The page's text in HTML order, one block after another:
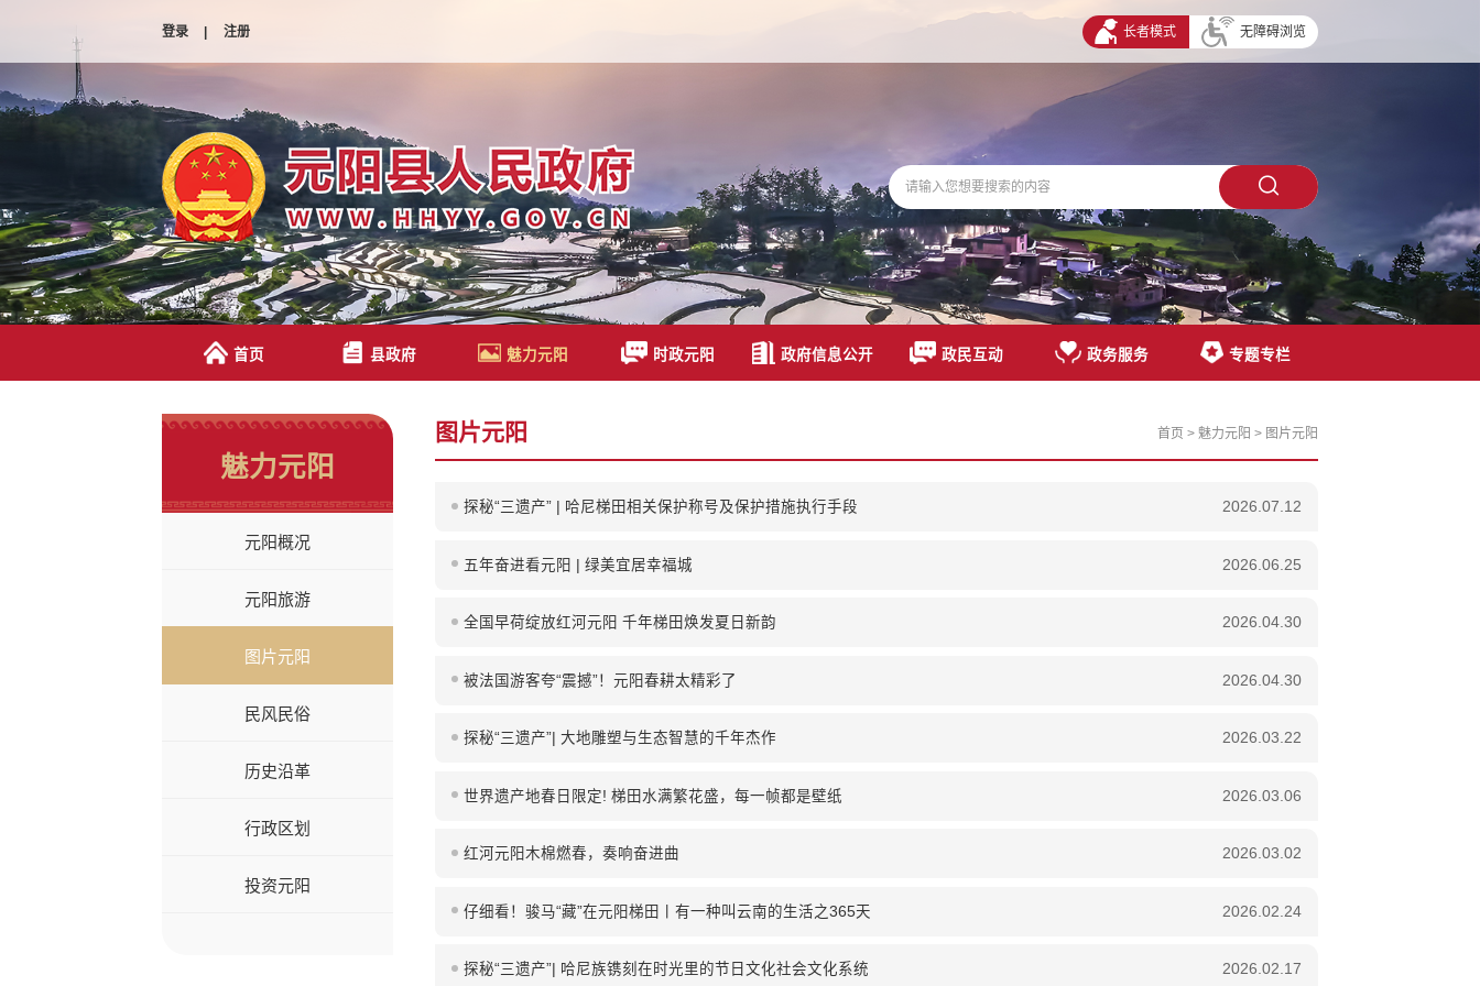
登录 | 注册 长者模式 无障碍浏览
首页 县政府 魅力元阳 时政元阳 政府信息公开 政民互动 政务服务 专题专栏
魅力元阳
元阳概况
元阳旅游
图片元阳
民风民俗
历史沿革
行政区划
投资元阳
图片元阳 首页 > 魅力元阳 > 图片元阳
探秘“三遗产” | 哈尼梯田相关保护称号及保护措施执行手段 2026.07.12
五年奋进看元阳 | 绿美宜居幸福城 2026.06.25
全国早荷绽放红河元阳 千年梯田焕发夏日新韵 2026.04.30
被法国游客夸“震撼”！元阳春耕太精彩了 2026.04.30
探秘“三遗产”| 大地雕塑与生态智慧的千年杰作 2026.03.22
世界遗产地春日限定! 梯田水满繁花盛，每一帧都是壁纸 2026.03.06
红河元阳木棉燃春，奏响奋进曲 2026.03.02
仔细看！骏马“藏”在元阳梯田丨有一种叫云南的生活之365天 2026.02.24
探秘“三遗产”| 哈尼族镌刻在时光里的节日文化社会文化系统 2026.02.17